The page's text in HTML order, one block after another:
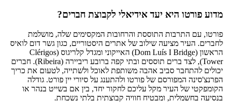
מדוע פורטו היא יעד אידיאלי לקבוצת חברים?
פורטו, עם התרבות התוססת והרחובות המקסימים שלה, מושלמת
לחברים. העיר מציעה שילוב של אתרים היסטוריים, כגון גשר דום לואיס
הראשון (Dom Luís I Bridge) האייקוני ומגדל קלריגוס (Clérigos
Tower), לצד ברים תוססים ובתי קפה ברובע ריביירה (Ribeira). חברים
יכולים להתחבר סביב אהבה משותפת לאוכל ולשתייה, לטעום את כריך
הפרנצ'סינה המפורסם של פורטו ולהתענג על סיורי יין פורט. גודלה
הקומפקטי של העיר מקל עליכם לחקור יחד, בין אם בשייט בנהר או
בנסיעה בחשמלית, ומבטיח חוויה קבוצתית בלתי נשכחת.